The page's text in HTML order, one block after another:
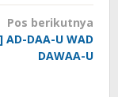
Pos berikutnya
AD-DAA-U WAD
DAWAA-U